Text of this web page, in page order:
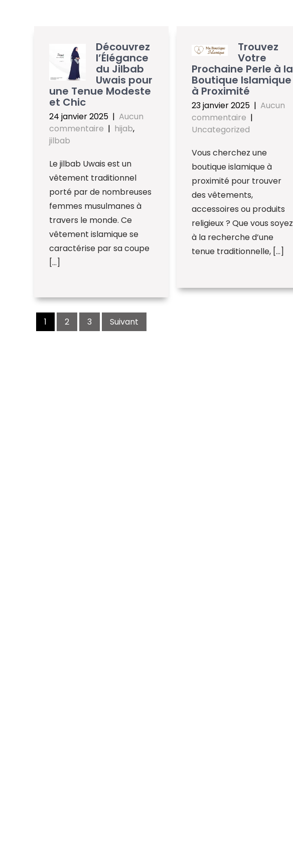
Découvrez
l’Élégance
du Jilbab
Uwais pour
une Tenue Modeste
et Chic
24 janvier 2025 | Aucun
commentaire | hijab,
jilbab
Le jilbab Uwais est un
vêtement traditionnel
porté par de nombreuses
femmes musulmanes à
travers le monde. Ce
vêtement islamique se
caractérise par sa coupe
[…]
Trouvez
Votre
Prochaine Perle à la
Boutique Islamique
à Proximité
23 janvier 2025 | Aucun
commentaire |
Uncategorized
Vous cherchez une
boutique islamique à
proximité pour trouver
des vêtements,
accessoires ou produits
religieux ? Que vous soyez
à la recherche d’une
tenue traditionnelle, […]
Navigation
des
articles
1 2 3 Suivant